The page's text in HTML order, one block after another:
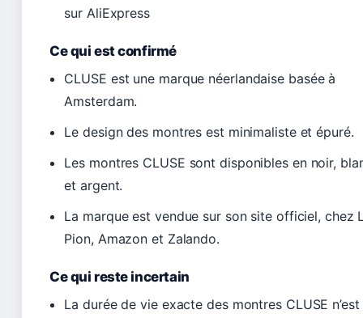
sur AliExpress
Ce qui est confirmé
CLUSE est une marque néerlandaise basée à
Amsterdam.
Le design des montres est minimaliste et épuré.
Les montres CLUSE sont disponibles en noir,
et argent.
La marque est vendue sur son site officiel, chez
Pion, Amazon et Zalando.
Ce qui reste incertain
La durée de vie exacte des montres CLUSE